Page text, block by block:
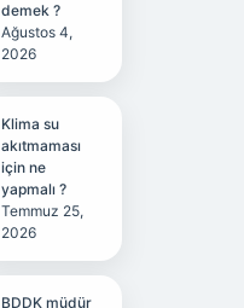
demek ?
Ağustos 4,
2026
Klima su
akıtmaması
için ne
yapmalı ?
Temmuz 25,
2026
BDDK müdür